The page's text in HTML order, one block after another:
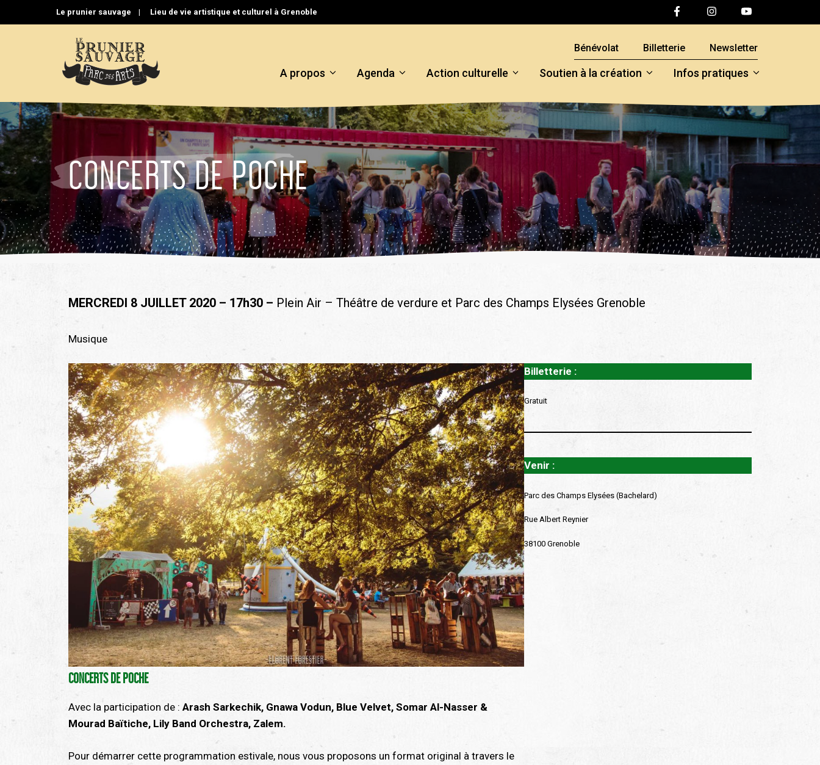
au
Le prunier sauvage | Lieu de vie artistique et culturel à Grenoble
A propos Agenda Action culturelle Soutien à la création Infos pratiques
Bénévolat Billetterie Newsletter
CONCERTS DE POCHE
MERCREDI 8 JUILLET 2020 – 17h30 – Plein Air – Théâtre de verdure et Parc des Champs Elysées Grenoble
Musique
CONCERTS DE POCHE
Avec la participation de : Arash Sarkechik, Gnawa Vodun, Blue Velvet, Somar Al-Nasser &
Mourad Baïtiche, Lily Band Orchestra, Zalem.
Pour démarrer cette programmation estivale, nous vous proposons un format original à travers le
Billetterie :
Gratuit
Venir :
Parc des Champs Elysées (Bachelard)
Rue Albert Reynier
38100 Grenoble